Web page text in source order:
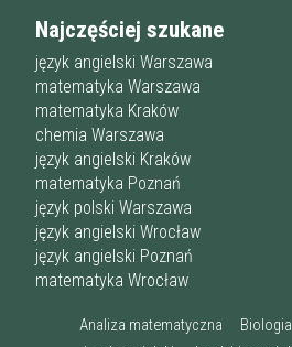
Najczęściej szukane
język angielski Warszawa
matematyka Warszawa
matematyka Kraków
chemia Warszawa
język angielski Kraków
matematyka Poznań
język polski Warszawa
język angielski Wrocław
język angielski Poznań
matematyka Wrocław
Analiza matematyczna Biologia